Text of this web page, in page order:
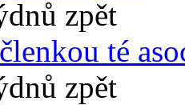
zpět
té
zpět